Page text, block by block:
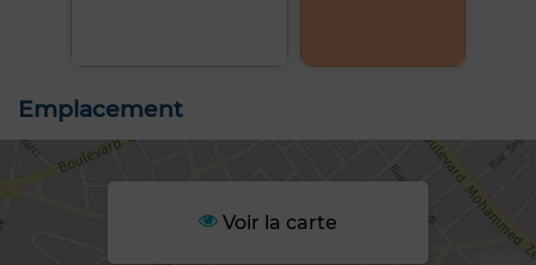
Emplacement
Voir la carte